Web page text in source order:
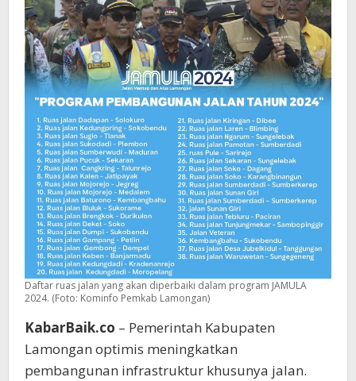
Daftar ruas jalan yang akan diperbaiki dalam program JAMULA
2024. (Foto: Kominfo Pemkab Lamongan)
KabarBaik.co – Pemerintah Kabupaten
Lamongan optimis meningkatkan
pembangunan infrastruktur khusunya jalan.